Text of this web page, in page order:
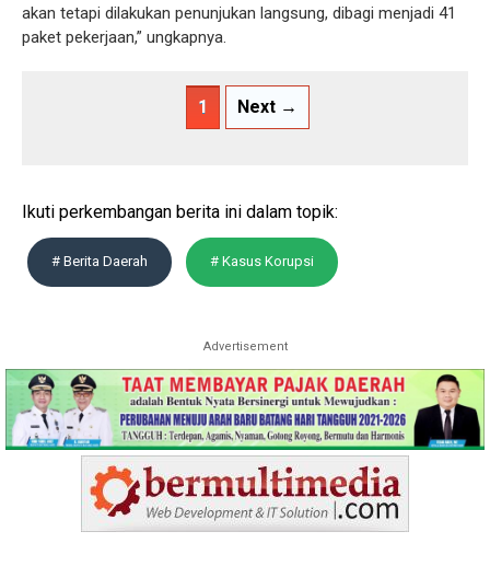
akan tetapi dilakukan penunjukan langsung, dibagi menjadi 41
paket pekerjaan,” ungkapnya.
1 Next →
Ikuti perkembangan berita ini dalam topik:
# Berita Daerah # Kasus Korupsi
Advertisement